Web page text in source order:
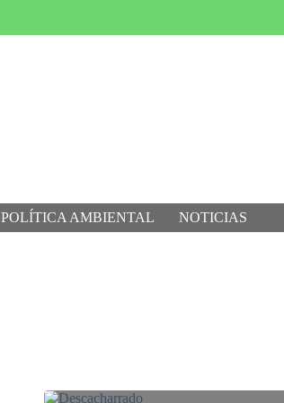
POLÍTICA AMBIENTAL NOTICIAS